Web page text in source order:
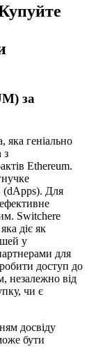
за
геніально
з
Ethereum.
(dApps). Для
Switchere
діє як
у
для
доступ до
незалежно від
чи є
досвіду
бути